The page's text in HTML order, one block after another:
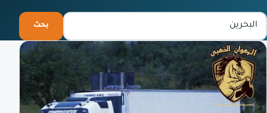
ابحث في الموقع
بحث